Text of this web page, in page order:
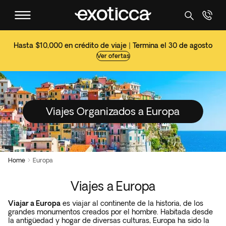
Hasta $10,000 en crédito de viaje | Termina el 30 de agosto
Ver ofertas
Viajes Organizados a Europa
Home  Europa
Viajes a Europa
Viajar a Europa es viajar al continente de la historia, de los
grandes monumentos creados por el hombre. Habitada desde
la antigüedad y hogar de diversas culturas, Europa ha sido la